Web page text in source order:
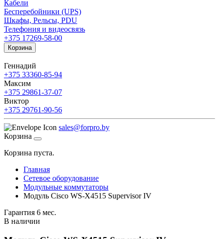
Кабели
Бесперебойники (UPS)
Шкафы, Рельсы, PDU
Телефония и видеосвязь
+375 17269-58-00
Корзина
Геннадий
+375 33360-85-94
Максим
+375 29861-37-07
Виктор
+375 29761-90-56
sales@forpro.by
Корзина
Корзина пуста.
Главная
Сетевое оборудование
Модульные коммутаторы
Модуль Cisco WS-X4515 Supervisor IV
Гарантия 6 мес.
В наличии